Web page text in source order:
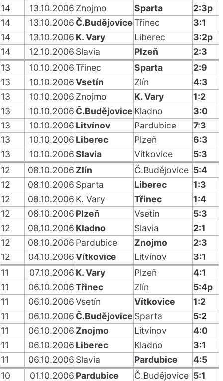
14
13.10.2006 Znojmo Sparta
2:3p
14
13.10.2006 Č.BudějoviceTřinec
3:1
14
13.10.2006 K. Vary Liberec
3:2p
14
12.10.2006 Slavia Plzeň
2:3
13
10.10.2006Třinec Sparta
2:9
13
10.10.2006Vsetín Zlín
4:3
13
10.10.2006 Znojmo K. Vary
1:2
13
10.10.2006 Č.Budějovice Kladno
3:0
13
10.10.2006 Litvínov Pardubice
7:3
13
10.10.2006 Liberec Plzeň
6:3
13
10.10.2006Slavia Vítkovice
5:3
12
08.10.2006 Zlín Č.Budějovice 5:4
12
08.10.2006 Sparta Liberec
1:3
12
08.10.2006 K. Vary Třinec
1:4
12
08.10.2006 Plzeň Vsetín
5:3
12
08.10.2006 Kladno Slavia
2:1
12
08.10.2006 Pardubice Znojmo
2:3
12
04.10.2006Vítkovice Litvínov
3:1
11
07.10.2006 K. Vary Plzeň
4:1
11
06.10.2006Třinec Zlín
5:4p
11
06.10.2006Vsetín Vítkovice
1:2
11
06.10.2006 Č.Budějovice Sparta
5:2
11
06.10.2006 Znojmo Litvínov
4:0
11
06.10.2006 Liberec Kladno
3:1
11
06.10.2006 Slavia Pardubice
4:5
10
01.10.2006 Pardubice Č.Budějovice 5:1